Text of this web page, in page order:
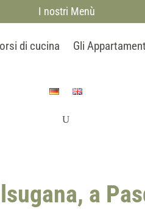
I nostri Menù
di cucina Gli
a